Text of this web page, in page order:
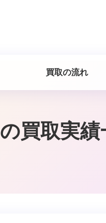
買取の流れ
の買取実績